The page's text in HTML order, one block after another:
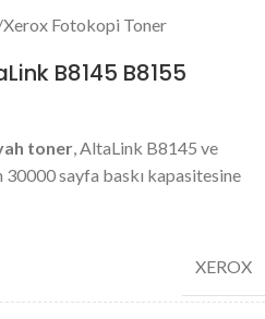
Xerox Fotokopi Toner
B8145 B8155
toner, AltaLink B8145 ve
sayfa baskı kapasitesine
XEROX